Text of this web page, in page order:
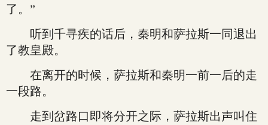
了。”
听到千寻疾的话后，秦明和萨拉斯一同退出
了教皇殿。
在离开的时候，萨拉斯和秦明一前一后的走
一段路。
走到岔路口即将分开之际，萨拉斯出声叫住